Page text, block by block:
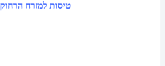
טיסות למזרח הרחוק